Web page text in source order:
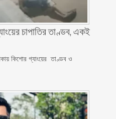
চাপাতির তাণ্ডব, একই
কিশোর গ্যাংয়ের তাণ্ডব ও